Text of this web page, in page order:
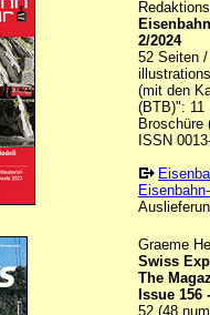
2/2024
52 Seiten
(mit den
(BTB)": 11
Broschüre
ISSN
Graeme
Swiss
The
Issue 156
52 (48